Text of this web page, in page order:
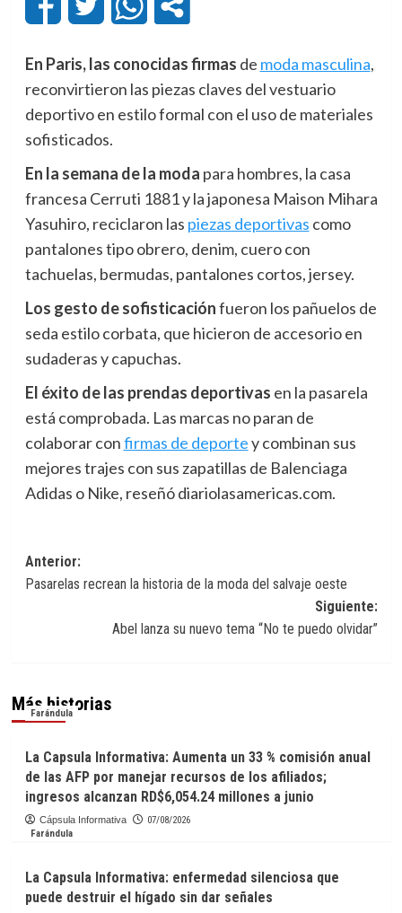
En Paris, las conocidas firmas de moda masculina,
reconvirtieron las piezas claves del vestuario
deportivo en estilo formal con el uso de materiales
sofisticados.
En la semana de la moda para hombres, la casa
francesa Cerruti 1881 y la japonesa Maison Mihara
Yasuhiro, reciclaron las piezas deportivas como
pantalones tipo obrero, denim, cuero con
tachuelas, bermudas, pantalones cortos, jersey.
Los gesto de sofisticaciónfueron los pañuelos de
seda estilo corbata, que hicieron de accesorio en
sudaderas y capuchas.
El éxito de las prendas deportivas en la pasarela
está comprobada. Las marcas no paran de
colaborar confirmas de deportey combinan sus
mejores trajes con sus zapatillas de Balenciaga
Adidas o Nike, reseñó diariolasamericas.com.
Navegación
de
entradas
Anterior:
Pasarelas recrean la historia de la moda del salvaje oeste
Siguiente:
Abel lanza su nuevo tema “No te puedo olvidar”
Más historias
Farándula
La Capsula Informativa: Aumenta un 33 % comisión anual
de las AFP por manejar recursos de los afiliados;
ingresos alcanzan RD$6,054.24 millones a junio
Cápsula Informativa
07/08/2026
Farándula
La Capsula Informativa: enfermedad silenciosa que
puede destruir el hígado sin dar señales